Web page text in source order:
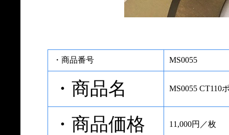
・商品番号 MS0055
・商品名 MS0055
・商品価格 11,000円／枚